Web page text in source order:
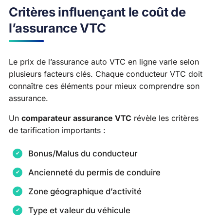
Critères influençant le coût de
l’assurance VTC
Le prix de l’assurance auto VTC en ligne varie selon
plusieurs facteurs clés. Chaque conducteur VTC doit
connaître ces éléments pour mieux comprendre son
assurance.
Un comparateur assurance VTC révèle les critères
de tarification importants :
Bonus/Malus du conducteur
Ancienneté du permis de conduire
Zone géographique d’activité
Type et valeur du véhicule